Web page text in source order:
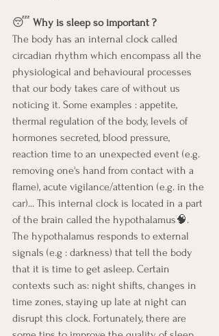
😴 Why is sleep so important ?
The body has an internal clock called
circadian rhythm which encompass all the
physiological and behavioural processes
that our body takes care of without us
noticing it. Some examples : appetite,
thermal regulation of the body, levels of
hormones secreted, blood pressure,
reaction time to an unexpected event (e.g.
removing one's hand from contact with a
flame), acute vigilance/attention (e.g. in the
car)... This internal clock is located in a part
of the brain called the hypothalamus🧠.
The hypothalamus responds to external
signals (e.g : darkness) that tell the body
that it is time to get asleep. Certain
contexts such as: night shifts, changes in
time zones, staying up late at night can
disrupt this clock. Fortunately, there are